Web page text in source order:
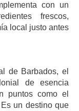
con un
frescos,
local justo antes
de Barbados, el
de esencia
puntos como el
un destino que